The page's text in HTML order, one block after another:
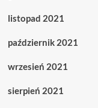
listopad 2021
październik 2021
wrzesień 2021
sierpień 2021